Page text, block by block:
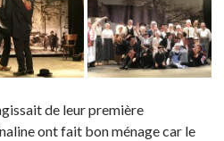
de leur première
ont fait bon ménage car le